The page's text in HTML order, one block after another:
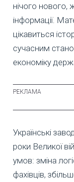
нічого нового,
інформації.
цікавиться
сучасним
економіку
Українські
роки Великої
умов: зміна
фахівців,